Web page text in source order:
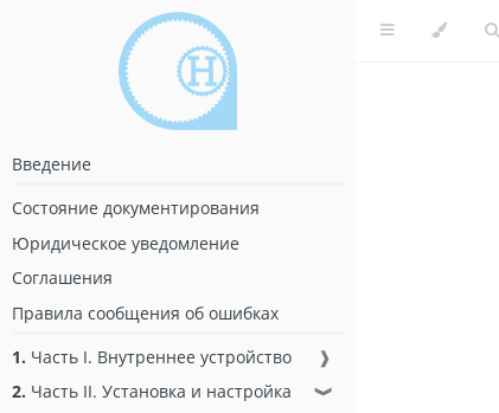
Введение
Состояние документирования
Юридическое уведомление
Соглашения
Правила сообщения об ошибках
1. Часть I. Внутреннее устройство
❱
2. Часть II. Установка и настройка ❱